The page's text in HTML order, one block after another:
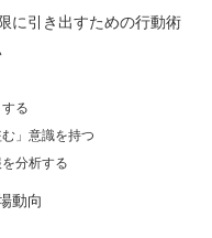
に引き出すための行動術
る
」意識を持つ
分析する
動向